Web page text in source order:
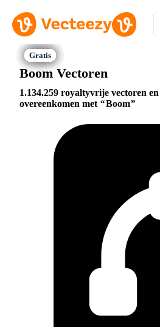
Boom Vectoren
1.134.259 royaltyvrije vectoren
overeenkomen met
Boom